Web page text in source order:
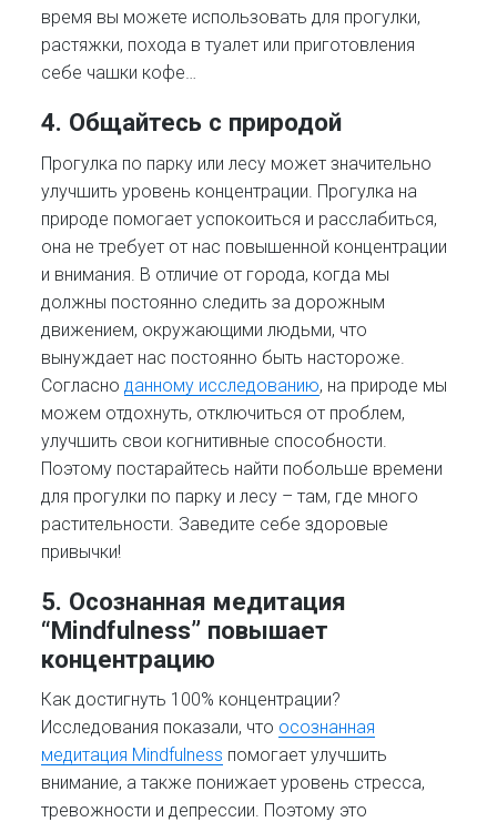
время вы можете использовать для прогулки,
растяжки, похода в туалет или приготовления
себе чашки кофе…
4. Общайтесь с природой
Прогулка по парку или лесу может значительно
улучшить уровень концентрации. Прогулка на
природе помогает успокоиться и расслабиться,
она не требует от нас повышенной концентрации
и внимания. В отличие от города, когда мы
должны постоянно следить за дорожным
движением, окружающими людьми, что
вынуждает нас постоянно быть настороже.
Согласно данному исследованию, на природе мы
можем отдохнуть, отключиться от проблем,
улучшить свои когнитивные способности.
Поэтому постарайтесь найти побольше времени
для прогулки по парку и лесу – там, где много
растительности. Заведите себе здоровые
привычки!
5. Осознанная медитация
“Mindfulness” повышает
концентрацию
Как достигнуть 100% концентрации?
Исследования показали, что осознанная
медитация Mindfulness помогает улучшить
внимание, а также понижает уровень стресса,
тревожности и депрессии. Поэтому это